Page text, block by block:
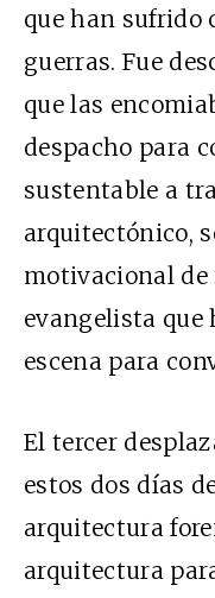
que han sufrido
guerras. Fue
que las
despacho para
sustentable a
arquitectónico,
motivacional de
evangelista que
escena para
El tercer
estos dos días
arquitectura
arquitectura